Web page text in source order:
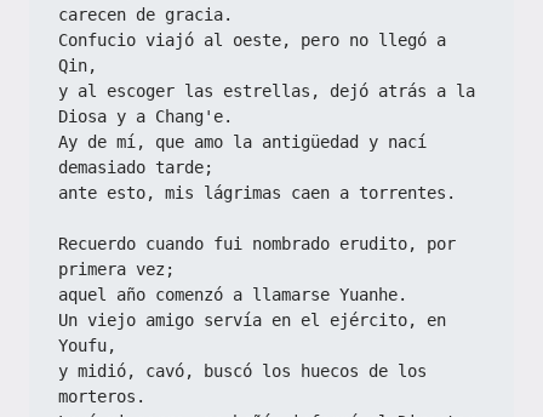
carecen de gracia.
Confucio viajó al oeste, pero no llegó a
Qin,
y al escoger las estrellas, dejó atrás a la
Diosa y a Chang'e.
Ay de mí, que amo la antigüedad y nací
demasiado tarde;
ante esto, mis lágrimas caen a torrentes.
Recuerdo cuando fui nombrado erudito, por
primera vez;
aquel año comenzó a llamarse Yuanhe.
Un viejo amigo servía en el ejército, en
Youfu,
y midió, cavó, buscó los huecos de los
morteros.